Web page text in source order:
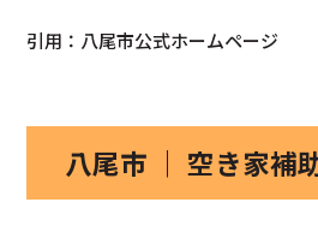
引用：八尾市公式ホームページ
八尾市 ｜ 空き家補